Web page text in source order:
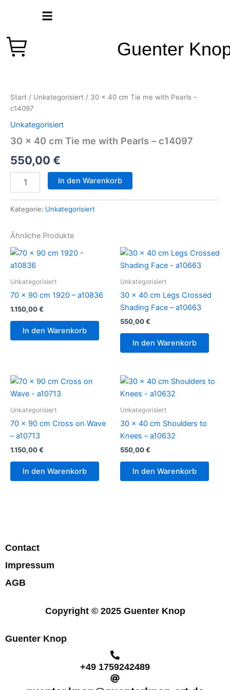
Guenter
Start / Unkategorisiert / 30 x 40 cm Tie me with Pearls –
c14097
Unkategorisiert
30 x 40 cm Tie me with Pearls – c14097
550,00 €
cm
Tie
me
with
Pearls
c14097
Menge
In den Warenkorb
Kategorie: Unkategorisiert
Ähnliche Produkte
Unkategorisiert
70 x 90 cm 1920 – a10836
1.150,00€
In den Warenkorb
Unkategorisiert
30 x 40 cm Legs Crossed
Shading Face – a10663
550,00€
In den Warenkorb
Unkategorisiert
70 x 90 cm Cross on Wave
– a10713
1.150,00€
In den Warenkorb
Unkategorisiert
30 x 40 cm Shoulders to
Knees – a10632
550,00€
In den Warenkorb
Contact
Impressum
AGB
Copyright © 2025 Guenter Knop
Guenter Knop
+49 1759242489